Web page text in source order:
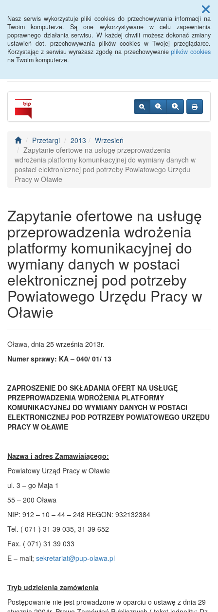
Nasz serwis wykorzystuje pliki cookies do przechowywania informacji na
Twoim komputerze. Są one wykorzystywane w celu zapewnienia
poprawnego działania serwisu. W każdej chwili możesz dokonać zmiany
ustawień dot. przechowywania plików cookies w Twojej przeglądarce.
Korzystając z serwisu wyrażasz zgodę na przechowywanieplików cookies
na Twoim komputerze.
Menu
Powiatowy Urząd Pracy w
Oławie
Przetargi 2013
Wrzesień
Zapytanie ofertowe na usługę przeprowadzenia
wdrożenia platformy komunikacyjnej do wymiany danych w
postaci elektronicznej pod potrzeby Powiatowego Urzędu
Pracy w Oławie
Zapytanie ofertowe na usługę
przeprowadzenia wdrożenia
platformy komunikacyjnej do
wymiany danych w postaci
elektronicznej pod potrzeby
Powiatowego Urzędu Pracy w
Oławie
Oława, dnia 25 września 2013r.
Numer sprawy: KA – 040/ 01/ 13
ZAPROSZENIE DO SKŁADANIA OFERT NA USŁUGĘ
PRZEPROWADZENIA WDROŻENIA PLATFORMY
KOMUNIKACYJNEJ DO WYMIANY DANYCH W POSTACI
ELEKTRONICZNEJ POD POTRZEBY POWIATOWEGO URZĘDU
PRACY W OŁAWIE
Nazwa i adres Zamawiającego:
Powiatowy Urząd Pracy w Oławie
ul. 3 – go Maja 1
55 – 200 Oława
NIP: 912 – 10 – 44 – 248 REGON: 932132384
Tel. ( 071 ) 31 39 035, 31 39 652
Fax. ( 071) 31 39 033
E – mail; sekretariat@pup-olawa.pl
Tryb udzielenia zamówienia
Postępowanie nie jest prowadzone w oparciu o ustawę z dnia 29